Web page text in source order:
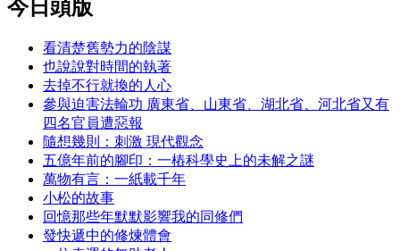
今日頭版
看清楚舊勢力的陰謀
也說說對時間的執著
去掉不行就換的人心
參與迫害法輪功 廣東省、山東省、湖北省、河北省又有
四名官員遭惡報
隨想幾則：刺激 現代觀念
五億年前的腳印：一樁科學史上的未解之謎
萬物有言：一紙載千年
小松的故事
回憶那些年默默影響我的同修們
發快遞中的修煉體會